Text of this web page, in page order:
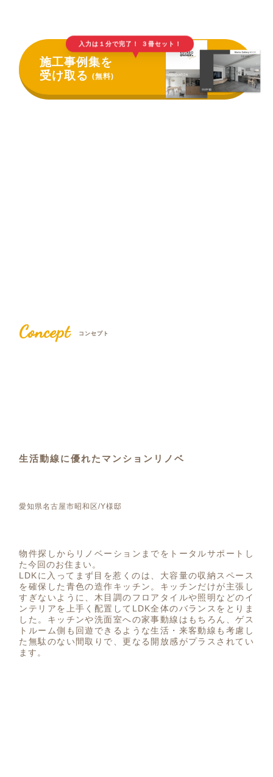
入力は１分で完了！ ３冊セット！
▲
施工事例集を
受け取る(無料)
Concept コンセプト
生活動線に優れたマンションリノベ
愛知県名古屋市昭和区/Y様邸
物件探しからリノベーションまでをトータルサポートし
た今回のお住まい。
LDKに入ってまず目を惹くのは、大容量の収納スペース
を確保した青色の造作キッチン。キッチンだけが主張し
すぎないように、木目調のフロアタイルや照明などのイ
ンテリアを上手く配置してLDK全体のバランスをとりま
した。キッチンや洗面室への家事動線はもちろん、ゲス
トルーム側も回遊できるような生活・来客動線も考慮し
た無駄のない間取りで、更なる開放感がプラスされてい
ます。